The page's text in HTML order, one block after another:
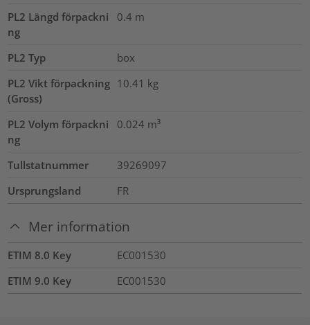
PL2 Längd förpackni
ng
0.4 m
PL2 Typ
box
PL2 Vikt förpackning
(Gross)
10.41 kg
PL2 Volym förpackni
ng
0.024 m³
Tullstatnummer
39269097
Ursprungsland
FR
Mer information
ETIM 8.0 Key
EC001530
ETIM 9.0 Key
EC001530